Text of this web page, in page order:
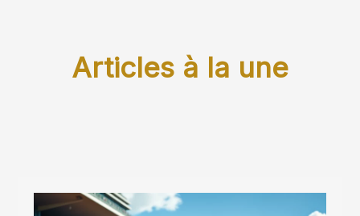
Articles à la une